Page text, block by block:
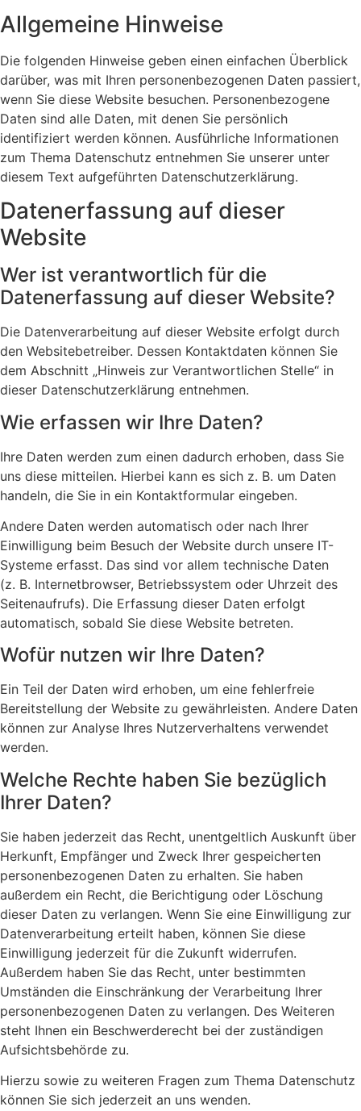
Allgemeine Hinweise
Die folgenden Hinweise geben einen einfachen Überblick
darüber, was mit Ihren personenbezogenen Daten passiert,
wenn Sie diese Website besuchen. Personenbezogene
Daten sind alle Daten, mit denen Sie persönlich
identifiziert werden können. Ausführliche Informationen
zum Thema Datenschutz entnehmen Sie unserer unter
diesem Text aufgeführten Datenschutzerklärung.
Datenerfassung auf dieser
Website
Wer ist verantwortlich für die
Datenerfassung auf dieser Website?
Die Datenverarbeitung auf dieser Website erfolgt durch
den Websitebetreiber. Dessen Kontaktdaten können Sie
dem Abschnitt „Hinweis zur Verantwortlichen Stelle“ in
dieser Datenschutzerklärung entnehmen.
Wie erfassen wir Ihre Daten?
Ihre Daten werden zum einen dadurch erhoben, dass Sie
uns diese mitteilen. Hierbei kann es sich z. B. um Daten
handeln, die Sie in ein Kontaktformular eingeben.
Andere Daten werden automatisch oder nach Ihrer
Einwilligung beim Besuch der Website durch unsere IT-
Systeme erfasst. Das sind vor allem technische Daten
(z. B. Internetbrowser, Betriebssystem oder Uhrzeit des
Seitenaufrufs). Die Erfassung dieser Daten erfolgt
automatisch, sobald Sie diese Website betreten.
Wofür nutzen wir Ihre Daten?
Ein Teil der Daten wird erhoben, um eine fehlerfreie
Bereitstellung der Website zu gewährleisten. Andere Daten
können zur Analyse Ihres Nutzerverhaltens verwendet
werden.
Welche Rechte haben Sie bezüglich
Ihrer Daten?
Sie haben jederzeit das Recht, unentgeltlich Auskunft über
Herkunft, Empfänger und Zweck Ihrer gespeicherten
personenbezogenen Daten zu erhalten. Sie haben
außerdem ein Recht, die Berichtigung oder Löschung
dieser Daten zu verlangen. Wenn Sie eine Einwilligung zur
Datenverarbeitung erteilt haben, können Sie diese
Einwilligung jederzeit für die Zukunft widerrufen.
Außerdem haben Sie das Recht, unter bestimmten
Umständen die Einschränkung der Verarbeitung Ihrer
personenbezogenen Daten zu verlangen. Des Weiteren
steht Ihnen ein Beschwerderecht bei der zuständigen
Aufsichtsbehörde zu.
Hierzu sowie zu weiteren Fragen zum Thema Datenschutz
können Sie sich jederzeit an uns wenden.